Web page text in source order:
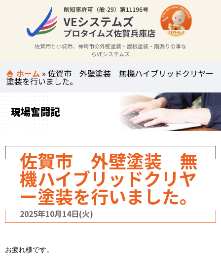
佐賀市と小城市、神埼市の外壁塗装・屋根塗装・雨漏りの事な
らVEシステムズ
ホーム »佐賀市 外壁塗装 無機ハイブリッドクリヤー
塗装を行いました。
現場奮闘記
佐賀市 外壁塗装 無
機ハイブリッドクリヤ
ー塗装を行いました。
2025年10月14日(火)
お疲れ様です。